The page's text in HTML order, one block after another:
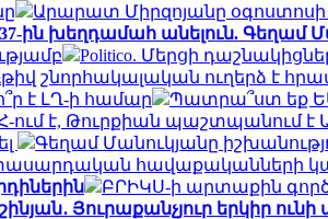
Արարատ Միրզոյանը օգոստոսի
խեղդամահ անելուն. Գեղամ
Politico. Մերցի
շնորհակալական ուղերձ է
է ԼՂ-ի համար
Պատրա՞ստ եք
ում է, Թուրքիան պաշտպանում է
Գեղամ Մանուկյանը
հավաքականների
ԲՐԻԿՍ-ի արտաքին
Յուրաքանչյուր երկիր